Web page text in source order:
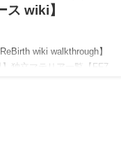
ス wiki】
wiki walkthrough】
独立マテリア一覧【FF7